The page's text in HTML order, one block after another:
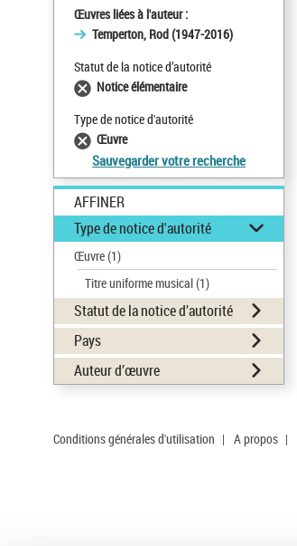
Œuvres liées à l'auteur :
Temperton, Rod (1947-2016)
Statut de la notice d’autorité
Notice élémentaire
Type de notice d'autorité
Œuvre
Sauvegarder votre recherche
AFFINER
Type de notice d'autorité
Œuvre(1)
Titre uniforme musical(1)
Statut de la notice d’autorité
Pays
Auteur d’œuvre
Conditions générales d'utilisation | A propos |